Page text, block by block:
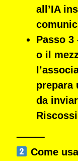
all’IA
Passo 3
o il
prepara
da
⸻
Come